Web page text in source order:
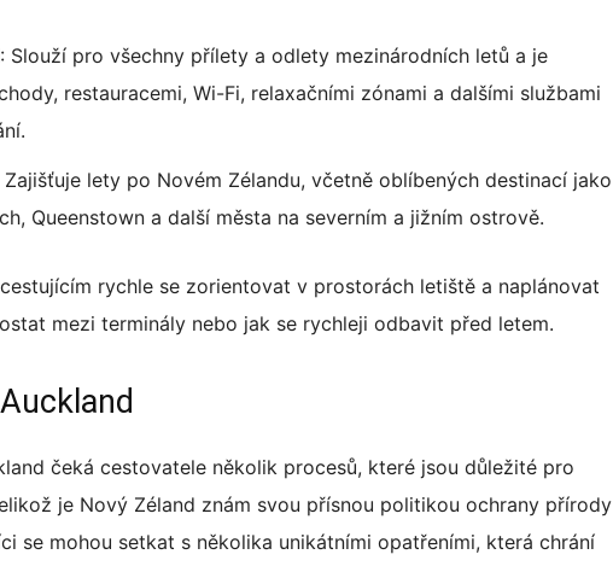
: Slouží pro všechny přílety a odlety mezinárodních letů a je
restauracemi, Wi-Fi, relaxačními zónami a dalšími službami
Zajišťuje lety po Novém Zélandu, včetně oblíbených destinací jako
Queenstown a další města na severním a jižním ostrově.
rychle se zorientovat v prostorách letiště a naplánovat
mezi terminály nebo jak se rychleji odbavit před letem.
čeká cestovatele několik procesů, které jsou důležité pro
je Nový Zéland znám svou přísnou politikou ochrany přírody
se mohou setkat s několika unikátními opatřeními, která chrání